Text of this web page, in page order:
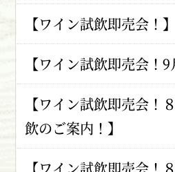
【ワイン試飲即売会！】
【ワイン試飲即売会！9
【ワイン試飲即売会！
飲のご案内！】
【ワイン試飲即売会！８